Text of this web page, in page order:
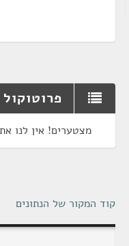
פרוטוקול
מצטערים! אין לנו
קוד המקור של הנתונים